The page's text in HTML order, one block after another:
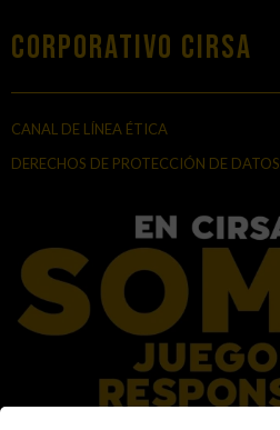
Corporativo Cirsa
CANAL DE LÍNEA ÉTICA
DERECHOS DE PROTECCIÓN DE DATOS